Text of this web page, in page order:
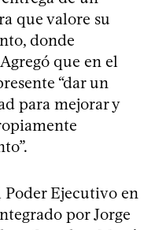
que valore su
donde
que en el
“dar un
para mejorar y
Ejecutivo en
por Jorge